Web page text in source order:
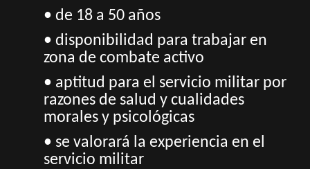
• de 18 a 50 años
• disponibilidad para trabajar en
zona de combate activo
• aptitud para el servicio militar por
razones de salud y cualidades
morales y psicológicas
• se valorará la experiencia en el
servicio militar